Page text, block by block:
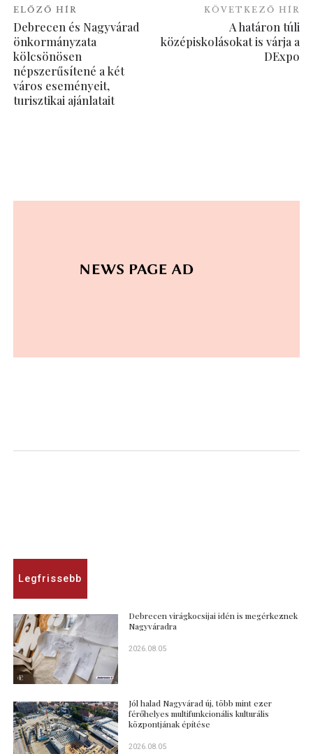
ELŐZŐ HÍR
Debrecen és Nagyvárad
önkormányzata
kölcsönösen
népszerűsítené a két
város eseményeit,
turisztikai ajánlatait
KÖVETKEZŐ HÍR
A határon túli
középiskolásokat is várja a
DExpo
Legfrissebb
Debrecen virágkocsijai idén is megérkeznek
Nagyváradra
2026.08.05
Jól halad Nagyvárad új, több mint ezer
férőhelyes multifunkcionális kulturális
központjának építése
2026.08.05